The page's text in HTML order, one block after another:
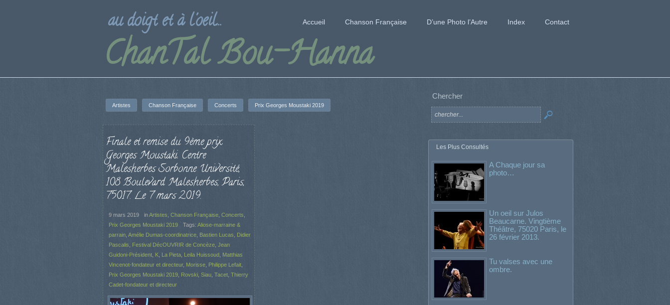
ChanTal Bou-Hanna
au doigt et à l'oeil... Accueil Chanson Française D’une Photo l’Autre Index Contact
Artistes Chanson Française Concerts Prix Georges Moustaki 2019
Finale et remise du 9ème prix
Georges Moustaki. Centre
Malesherbes Sorbonne Université,
108 Boulevard Malesherbes, Paris,
75017. Le 7 mars 2019.
9 mars 2019 inArtistes Chanson Française Concerts
Prix Georges Moustaki 2019
Tags: Aliose-marraine &
parrain Amélie Dumas-coordinatrice Bastien Lucas
Didier
Pascalis
Festival DécOUVRIR de Concèze Jean
Guidoni-Président K La Pieta Leila Huissoud Matthias
Vincenot-fondateur et directeur, Morisse Philippe Lefait
Prix Georges Moustaki 2019 Rovski Siau Tacet Thierry
Cadet-fondateur et directeur
Chercher
Les Plus Consultés
A Chaque jour sa
photo…
Un oeil sur Julos
Beaucarne. Vingtième
Théâtre, 75020 Paris, le
26 février 2013.
Tu valses avec une
ombre.